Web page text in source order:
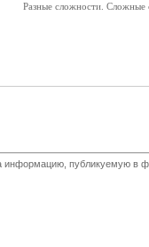
Разные сложности. Сложные
информацию, публикуемую